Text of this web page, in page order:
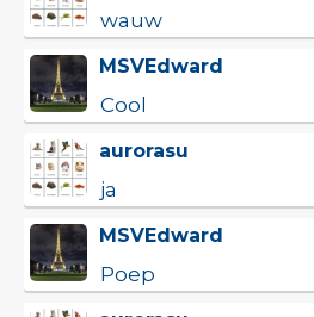
wauw
MSVEdward
Cool
aurorasu
ja
MSVEdward
Poep